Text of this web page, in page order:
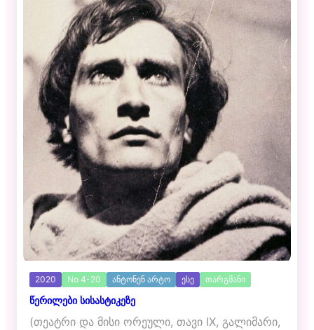
2020 No 4-20 ანტონენ არტო ესე თარგმანი
წერილები სისასტიკეზე
(თეატრი და მისი ორეული, თავი IX, გალიმარი,